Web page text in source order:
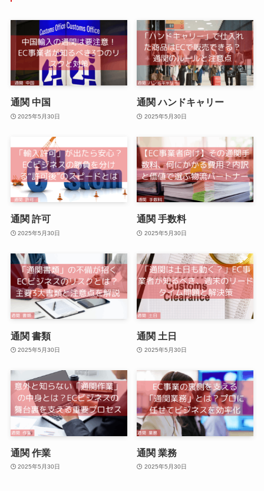
通関 中国
2025年5月30日
通関 ハンドキャリー
2025年5月30日
通関 許可
2025年5月30日
通関 手数料
2025年5月30日
通関 書類
2025年5月30日
通関 土日
2025年5月30日
通関 作業
2025年5月30日
通関 業務
2025年5月30日